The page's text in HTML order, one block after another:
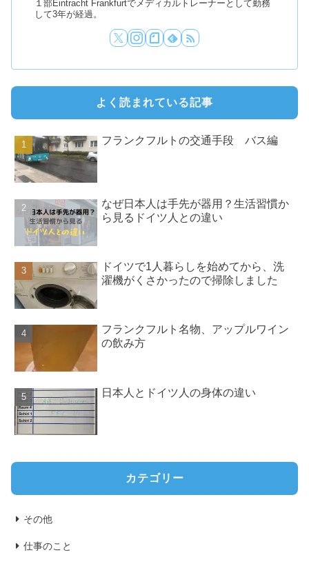
１部Eintracht Frankfurtでメディカルトレーナーとして勤務
して3年が経過。
よく読まれている記事
フランクフルトの交通手段 バス編
なぜ日本人は手先が器用？生活習慣か
ら見るドイツ人との違い
ドイツで1人暮らしを始めてから、洗
濯機がくさかったので掃除しました
フランクフルト名物、アップルワイン
の飲み方
日本人とドイツ人の身体の違い
カテゴリー
その他
仕事のこと